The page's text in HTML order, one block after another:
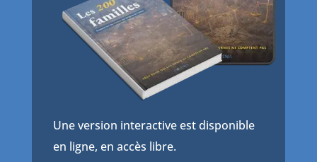
Une version interactive est disponible
en ligne, en accès libre.